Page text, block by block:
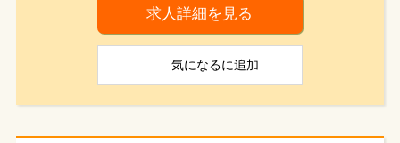
こんな方を歓迎します
・情報整理や資料作成が得意で、正確にコツコツ進
・期限を意識し、段取りよく業務を進められる方
方
・電話対応
（業務の変更範囲：変更なし）
求人詳細を見る
気になるに追加